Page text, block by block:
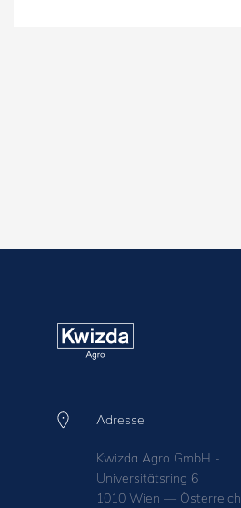
Adresse
Kwizda Agro GmbH -
Universitätsring 6
1010 Wien — Österreich